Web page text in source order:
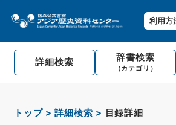
利用方
詳細検索 辞書検索
（カテゴリ）
トップ 詳細検索 目録詳細